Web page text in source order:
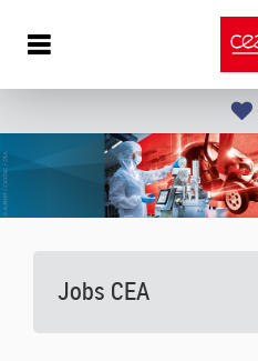
Jobs CEA